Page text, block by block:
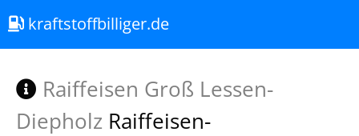
kraftstoffbilliger.de
Raiffeisen Groß Lessen-
Diepholz Raiffeisen-